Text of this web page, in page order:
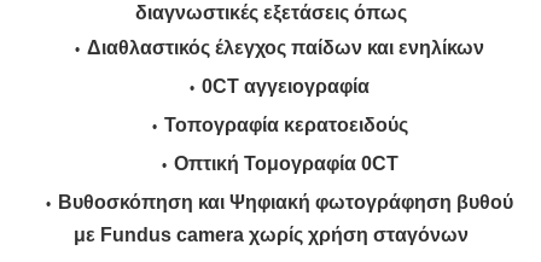
διαγνωστικές εξετάσεις όπως
Διαθλαστικός έλεγχος παίδων και ενηλίκων
0CT αγγειογραφία
Τοπογραφία κερατοειδούς
Οπτική Τομογραφία 0CΤ
Βυθοσκόπηση και Ψηφιακή φωτογράφηση βυθού
με Fundus camera χωρίς χρήση σταγόνων